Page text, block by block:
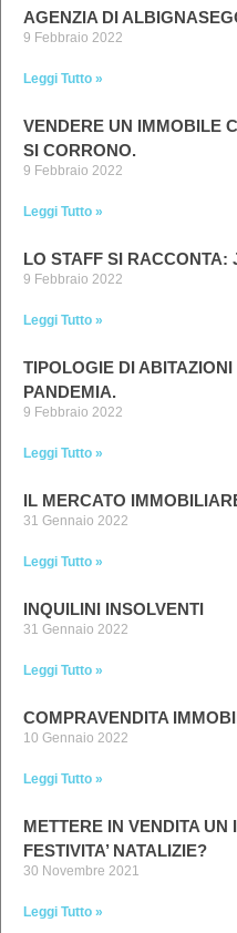
AGENZIA DI
9 Febbraio 2022
Leggi Tutto »
VENDERE UN IMMOBILE
SI CORRONO.
9 Febbraio 2022
Leggi Tutto »
LO STAFF SI RACCONTA:
9 Febbraio 2022
Leggi Tutto »
TIPOLOGIE DI
PANDEMIA.
9 Febbraio 2022
Leggi Tutto »
IL MERCATO
31 Gennaio 2022
Leggi Tutto »
INQUILINI INSOLVENTI
31 Gennaio 2022
Leggi Tutto »
COMPRAVENDITA
10 Gennaio 2022
Leggi Tutto »
METTERE IN VENDITA
FESTIVITA’ NATALIZIE?
30 Novembre 2021
Leggi Tutto »